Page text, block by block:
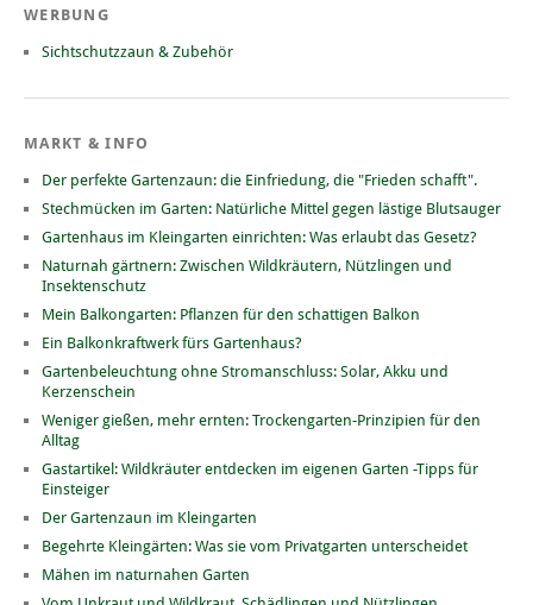
WERBUNG
Sichtschutzzaun & Zubehör
MARKT & INFO
Der perfekte Gartenzaun: die Einfriedung, die "Frieden schafft".
Stechmücken im Garten: Natürliche Mittel gegen lästige Blutsauger
Gartenhaus im Kleingarten einrichten: Was erlaubt das Gesetz?
Naturnah gärtnern: Zwischen Wildkräutern, Nützlingen und
Insektenschutz
Mein Balkongarten: Pflanzen für den schattigen Balkon
Ein Balkonkraftwerk fürs Gartenhaus?
Gartenbeleuchtung ohne Stromanschluss: Solar, Akku und
Kerzenschein
Weniger gießen, mehr ernten: Trockengarten-Prinzipien für den
Alltag
Gastartikel: Wildkräuter entdecken im eigenen Garten -Tipps für
Einsteiger
Der Gartenzaun im Kleingarten
Begehrte Kleingärten: Was sie vom Privatgarten unterscheidet
Mähen im naturnahen Garten